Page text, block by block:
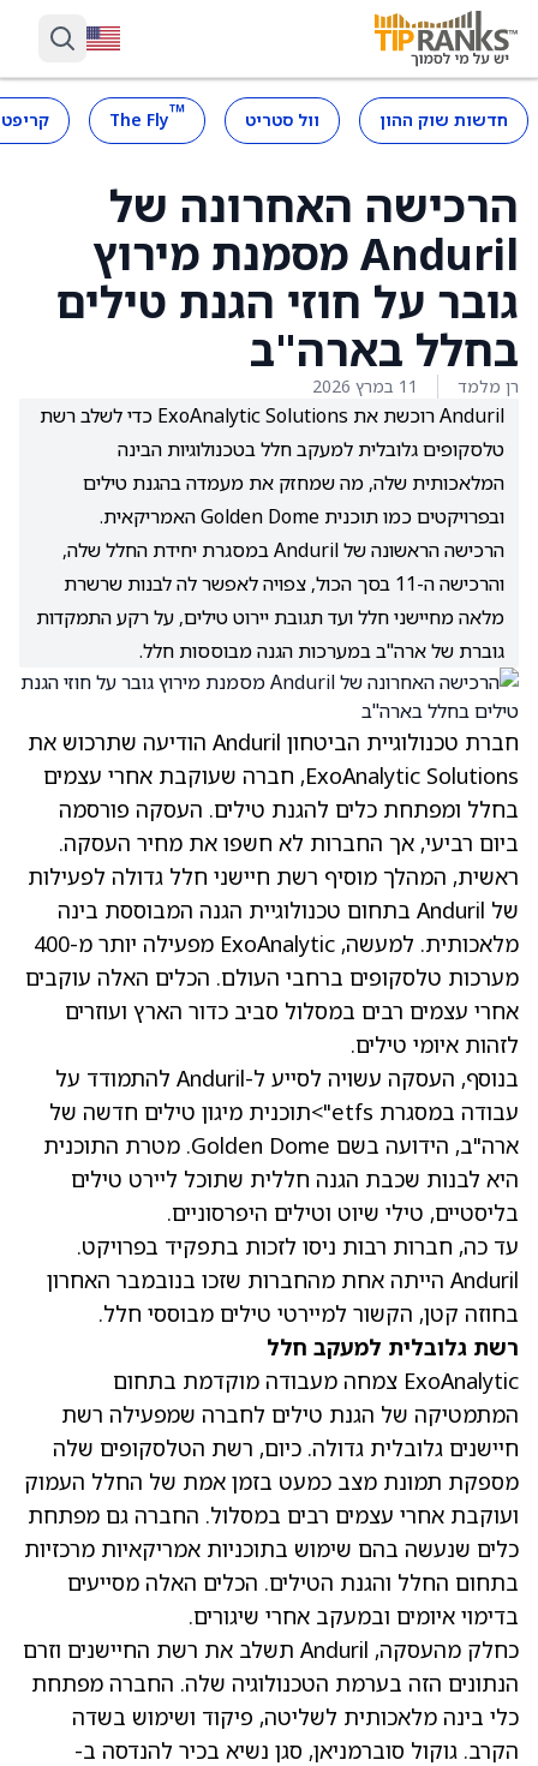
חדשות שוק ההון וול סטריט ™
The Fly
הרכישה האחרונה של
Anduril מסמנת מירוץ
גובר על חוזי הגנת טילים
בחלל בארה"ב
רן מלמד 11 במרץ 2026
Anduril רוכשת את ExoAnalytic Solutions כדי לשלב רשת
טלסקופים גלובלית למעקב חלל בטכנולוגיות הבינה
המלאכותית שלה, מה שמחזק את מעמדה בהגנת טילים
ובפרויקטים כמו תוכנית Golden Dome האמריקאית.
הרכישה הראשונה של Anduril במסגרת יחידת החלל שלה,
והרכישה ה-11 בסך הכול, צפויה לאפשר לה לבנות שרשרת
מלאה מחיישני חלל ועד תגובת יירוט טילים, על רקע התמקדות
גוברת של ארה"ב במערכות הגנה מבוססות חלל.
חברת טכנולוגיית הביטחון Anduril הודיעה שתרכוש את
ExoAnalytic Solutions, חברה שעוקבת אחרי עצמים
בחלל ומפתחת כלים להגנת טילים. העסקה פורסמה
ביום רביעי, אך החברות לא חשפו את מחיר העסקה.
ראשית, המהלך מוסיף רשת חיישני חלל גדולה לפעילות
של Anduril בתחום טכנולוגיית הגנה המבוססת בינה
מלאכותית. למעשה, ExoAnalytic מפעילה יותר מ-400
מערכות טלסקופים ברחבי העולם. הכלים האלה עוקבים
אחרי עצמים רבים במסלול סביב כדור הארץ ועוזרים
לזהות איומי טילים.
בנוסף, העסקה עשויה לסייע ל-Anduril להתמודד על
עבודה במסגרת etfs">תוכנית מיגון טילים חדשה של
ארה"ב, הידועה בשם Golden Dome. מטרת התוכנית
היא לבנות שכבת הגנה חללית שתוכל ליירט טילים
בליסטיים, טילי שיוט וטילים היפרסוניים.
עד כה, חברות רבות ניסו לזכות בתפקיד בפרויקט.
Anduril הייתה אחת מהחברות שזכו בנובמבר האחרון
בחוזה קטן, הקשור למיירטי טילים מבוססי חלל.
רשת גלובלית למעקב חלל
ExoAnalytic צמחה מעבודה מוקדמת בתחום
המתמטיקה של הגנת טילים לחברה שמפעילה רשת
חיישנים גלובלית גדולה. כיום, רשת הטלסקופים שלה
מספקת תמונת מצב כמעט בזמן אמת של החלל העמוק
ועוקבת אחרי עצמים רבים במסלול. החברה גם מפתחת
כלים שנעשה בהם שימוש בתוכניות אמריקאיות מרכזיות
בתחום החלל והגנת הטילים. הכלים האלה מסייעים
בדימוי איומים ובמעקב אחרי שיגורים.
כחלק מהעסקה, Anduril תשלב את רשת החיישנים וזרם
הנתונים הזה בערמת הטכנולוגיה שלה. החברה מפתחת
כלי בינה מלאכותית לשליטה, פיקוד ושימוש בשדה
הקרב. גוקול סוברמניאן, סגן נשיא בכיר להנדסה ב-